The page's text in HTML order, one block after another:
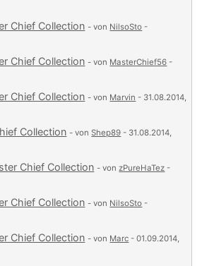
Chief Collection - von NilsoSto -
Chief Collection - von MasterChief56 -
Chief Collection - von Marvin - 31.08.2014,
Collection - vonShep89 - 31.08.2014,
Chief Collection - vonzPureHaTez -
Chief Collection - von NilsoSto -
Chief Collection - von Marc - 01.09.2014,